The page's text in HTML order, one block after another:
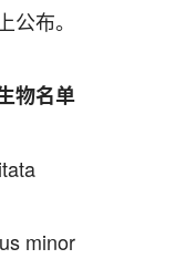
布。
物名单
minor